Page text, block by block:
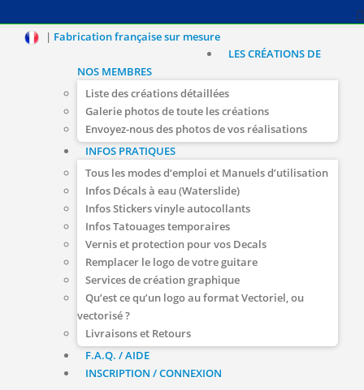
| Fabrication française sur mesure
LES CRÉATIONS DE
NOS MEMBRES
Liste des créations détaillées
Galerie photos de toute les créations
Envoyez-nous des photos de vos réalisations
INFOS PRATIQUES
Tous les modes d’emploi et Manuels d’utilisation
Infos Décals à eau (Waterslide)
Infos Stickers vinyle autocollants
Infos Tatouages temporaires
Vernis et protection pour vos Decals
Remplacer le logo de votre guitare
Services de création graphique
Qu’est ce qu’un logo au format Vectoriel, ou
vectorisé ?
Livraisons et Retours
F.A.Q. / AIDE
INSCRIPTION / CONNEXION